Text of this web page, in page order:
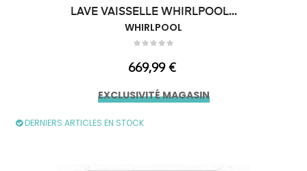
LAVE VAISSELLE WHIRLPOOL...
WHIRLPOOL
Prix
669,99 €
EXCLUSIVITÉ MAGASIN
DERNIERS ARTICLES EN STOCK